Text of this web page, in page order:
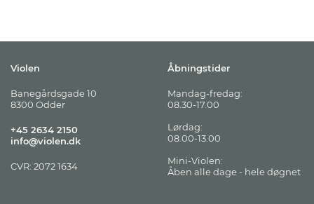
Violen
Banegårdsgade 10
8300 Odder
+45 2634 2150
info@violen.dk
CVR: 2072 1634
Åbningstider
Mandag-fredag:
08.30-17.00
Lørdag:
08.00-13.00
Mini-Violen:
Åben alle dage - hele døgnet